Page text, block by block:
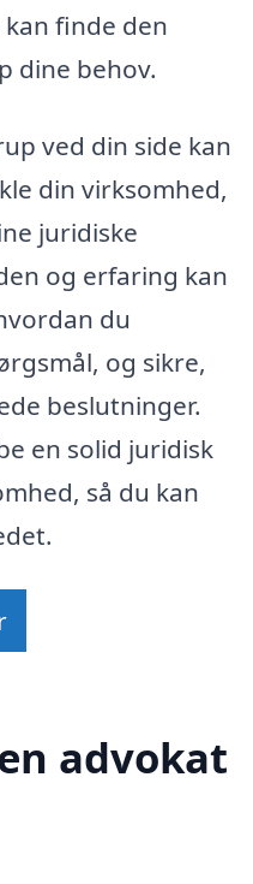
finde den
dine behov.
ved din side kan
din virksomhed,
juridiske
og erfaring kan
du
og sikre,
beslutninger.
en solid juridisk
så du kan
advokat